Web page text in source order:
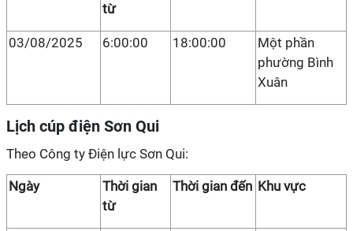
từ
03/08/2025 6:00:00 18:00:00
Một phần
phường Bình
Xuân
Lịch cúp điện Sơn Qui
Theo Công ty Điện lực Sơn Qui:
Ngày
Thời gian
từ
Thời gian đến Khu vực